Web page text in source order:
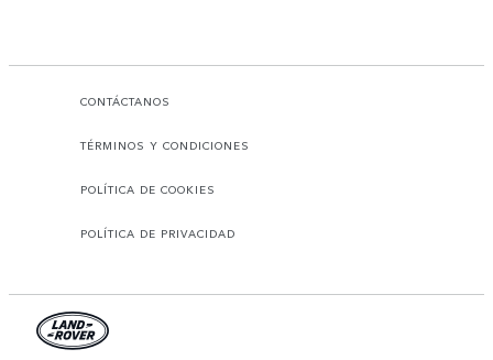
CONTÁCTANOS
TÉRMINOS Y CONDICIONES
POLÍTICA DE COOKIES
POLÍTICA DE PRIVACIDAD